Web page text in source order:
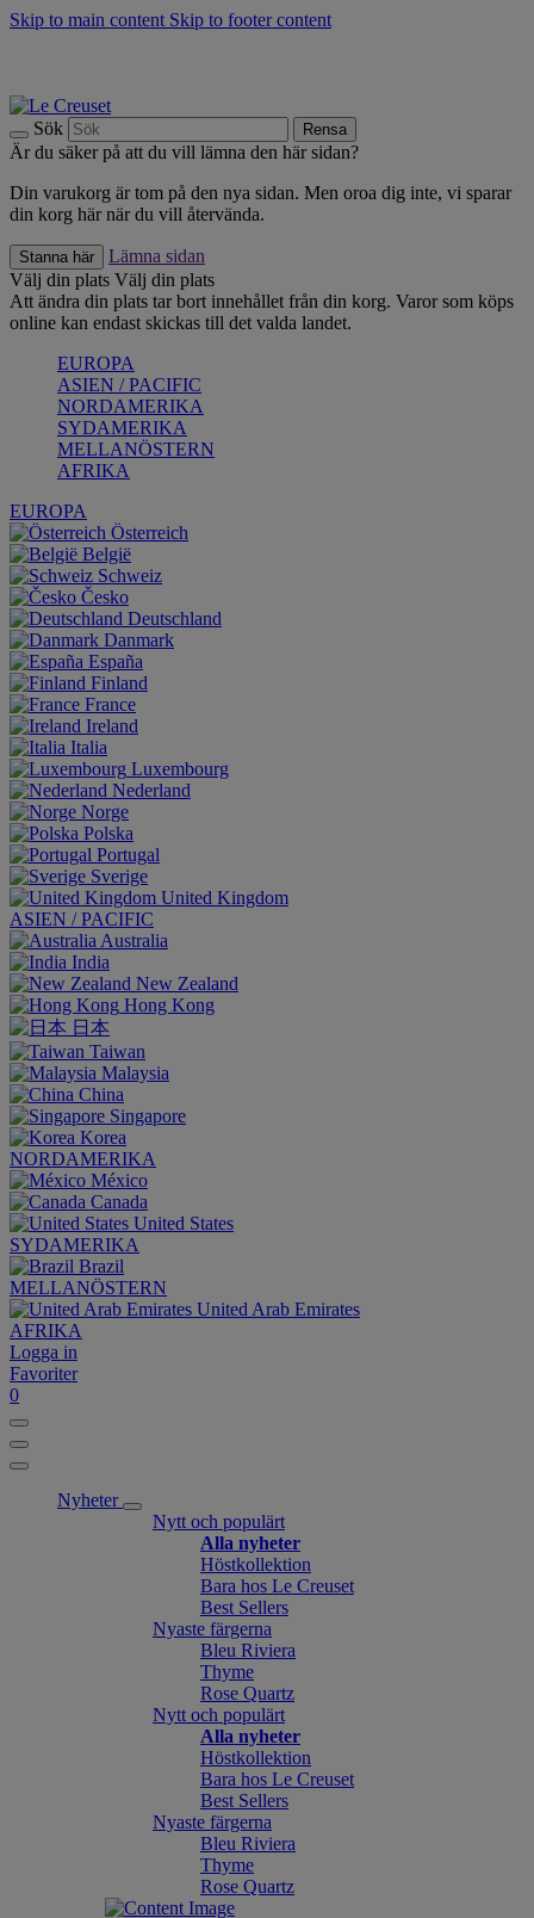
Skip to main content Skip to footer content
Sök Rensa
Är du säker på att du vill lämna den här sidan?
Din varukorg är tom på den nya sidan. Men oroa dig inte, vi sparar
din korg här när du vill återvända.
Stanna här
Lämna sidan
Välj din plats Välj din plats
Att ändra din plats tar bort innehållet från din korg. Varor som köps
online kan endast skickas till det valda landet.
EUROPA
ASIEN / PACIFIC
NORDAMERIKA
SYDAMERIKA
MELLANÖSTERN
AFRIKA
EUROPA
Österreich
België
Schweiz
Česko
Deutschland
Danmark
España
Finland
France
Ireland
Italia
Luxembourg
Nederland
Norge
Polska
Portugal
Sverige
United Kingdom
ASIEN / PACIFIC
Australia
India
New Zealand
Hong Kong
日本
Taiwan
Malaysia
China
Singapore
Korea
NORDAMERIKA
México
Canada
United States
SYDAMERIKA
Brazil
MELLANÖSTERN
United Arab Emirates
AFRIKA
Logga in
Favoriter
0
Nyheter
Nytt och populärt
Alla nyheter
Höstkollektion
Bara hos Le Creuset
Best Sellers
Nyaste färgerna
Bleu Riviera
Thyme
Rose Quartz
Nytt och populärt
Alla nyheter
Höstkollektion
Bara hos Le Creuset
Best Sellers
Nyaste färgerna
Bleu Riviera
Thyme
Rose Quartz